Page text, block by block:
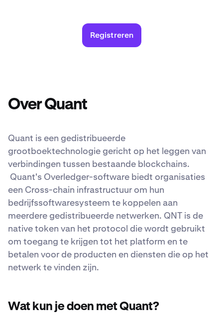
Registreren
Over Quant
Quant is een gedistribueerde
grootboektechnologie gericht op het leggen van
verbindingen tussen bestaande blockchains.
Quant's Overledger-software biedt organisaties
een Cross-chain infrastructuur om hun
bedrijfssoftwaresysteem te koppelen aan
meerdere gedistribueerde netwerken. QNT is de
native token van het protocol die wordt gebruikt
om toegang te krijgen tot het platform en te
betalen voor de producten en diensten die op het
netwerk te vinden zijn.
Wat kun je doen met Quant?